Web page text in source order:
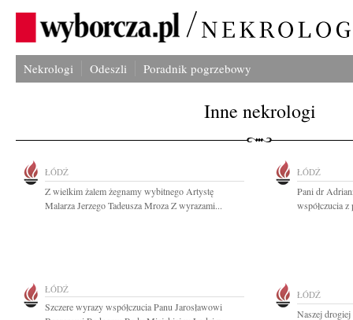
Nekrologi Odeszli Poradnik pogrzebowy
Inne nekrologi
ŁÓDŹ
Z wielkim żalem żegnamy wybitnego Artystę
Malarza Jerzego Tadeusza Mroza Z wyrazami...
ŁÓDŹ
Pani dr
współczucia
ŁÓDŹ
Szczere wyrazy współczucia Panu Jarosławowi
ŁÓDŹ
Naszej